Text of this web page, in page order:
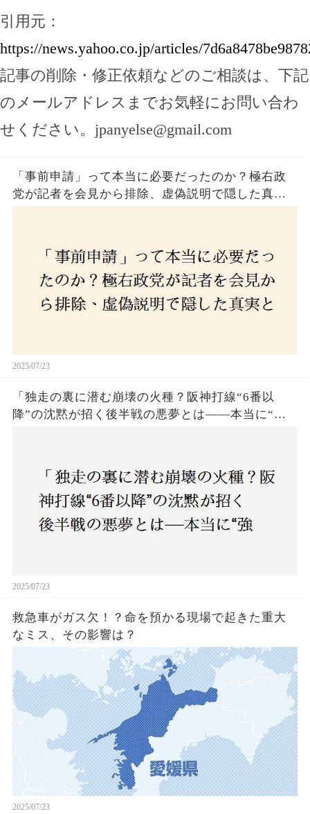
引用元：
https://news.yahoo.co.jp/articles/
記事の削除・修正依頼などのご相談は、下記
のメールアドレスまでお気軽にお問い合わ
せください。 jpanyelse@gmail.com
「事前申請」って本当に必要だったのか？極右政
党が記者を会見から排除、虚偽説明で隠した真実
2025/07/23
「独走の裏に潜む崩壊の火種？阪神打線“6番以
降”の沈黙が招く後半戦の悪夢とは——本当に“強
2025/07/23
救急車がガス欠！？命を預かる現場で起きた重大
なミス、その影響は？
2025/07/23